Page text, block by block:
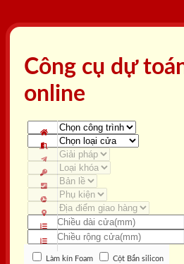
Công cụ dự
online
Làm kín Foam Cột Bắn silicon